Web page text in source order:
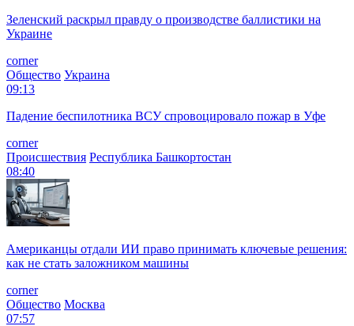
Зеленский раскрыл правду о производстве баллистики на
Украине
corner
Общество Украина
09:13
Падение беспилотника ВСУ спровоцировало пожар в Уфе
corner
Происшествия Республика Башкортостан
08:40
Американцы отдали ИИ право принимать ключевые решения:
как не стать заложником машины
corner
Общество Москва
07:57